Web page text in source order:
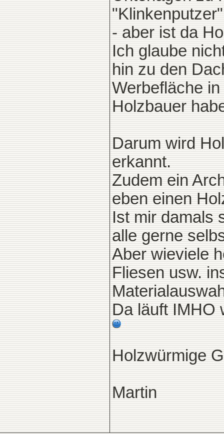
- aber ist da
Ich glaube
hin zu den
Werbefläche
Holzbauer
Darum wird
erkannt.
Zudem ein
eben einen
Ist mir damals
alle gerne
Aber wieviele
Fliesen usw.
Da läuft IMHO
Holzwürmige
Martin